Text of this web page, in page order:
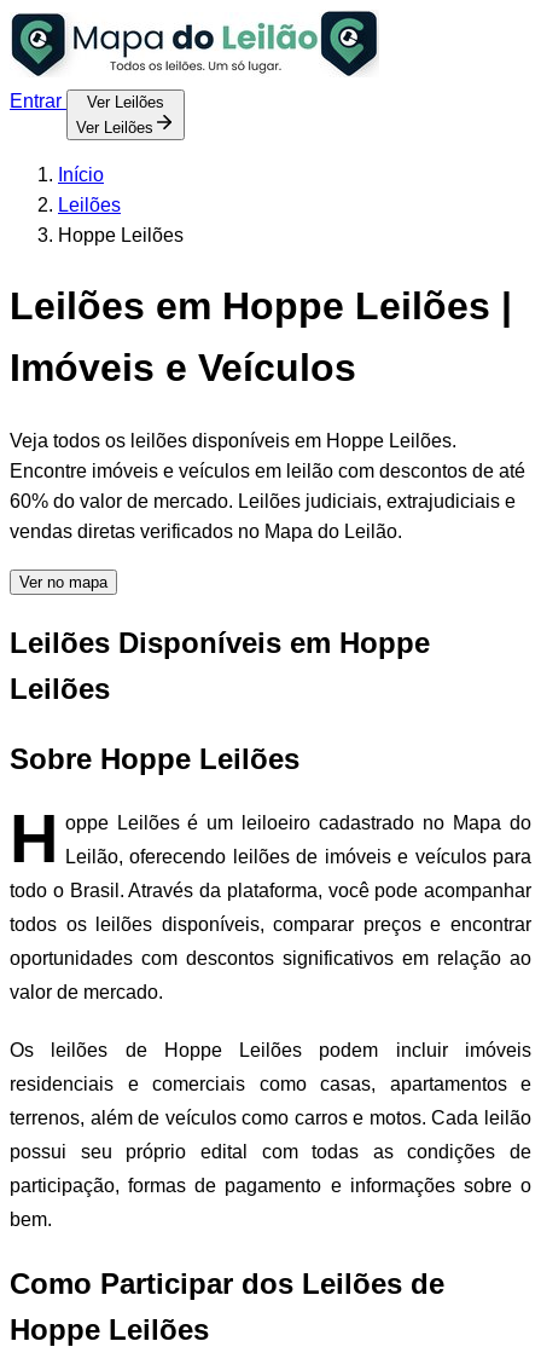
Entrar
Ver Leilões
Ver Leilões
Início
Leilões
Hoppe Leilões
Leilões em Hoppe Leilões |
Imóveis e Veículos
Veja todos os leilões disponíveis em Hoppe Leilões.
Encontre imóveis e veículos em leilão com descontos de até
60% do valor de mercado. Leilões judiciais, extrajudiciais e
vendas diretas verificados no Mapa do Leilão.
Ver no mapa
Leilões Disponíveis em Hoppe
Leilões
Sobre Hoppe Leilões
H oppe Leilões é um leiloeiro cadastrado no Mapa do
Leilão, oferecendo leilões de imóveis e veículos para
todo o Brasil. Através da plataforma, você pode acompanhar
todos os leilões disponíveis, comparar preços e encontrar
oportunidades com descontos significativos em relação ao
valor de mercado.
Os leilões de Hoppe Leilões podem incluir imóveis
residenciais e comerciais como casas, apartamentos e
terrenos, além de veículos como carros e motos. Cada leilão
possui seu próprio edital com todas as condições de
participação, formas de pagamento e informações sobre o
bem.
Como Participar dos Leilões de
Hoppe Leilões